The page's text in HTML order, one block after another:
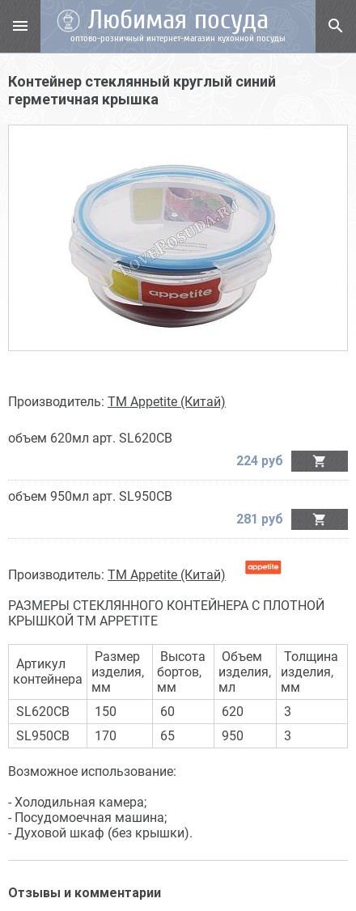
menu Любимая посуда
оптово-розничный интернет-магазин кухонной посуды
search
Контейнер стеклянный круглый синий
герметичная крышка
Производитель: TM Appetite (Китай)
объем 620мл арт. SL620CB

224 руб
объем 950мл арт. SL950CB

281 руб
Производитель: TM Appetite (Китай)
РАЗМЕРЫ СТЕКЛЯННОГО КОНТЕЙНЕРА С ПЛОТНОЙ
КРЫШКОЙ TM APPETITE
Артикул
контейнера
Размер
изделия,
мм
Высота
бортов,
мм
Объем
изделия,
мл
Толщина
изделия,
мм
SL620CB
150 60 620
3
SL950CB
170 65 950 3
Возможное использование:
- Холодильная камера;
- Посудомоечная машина;
- Духовой шкаф (без крышки).
Отзывы и комментарии